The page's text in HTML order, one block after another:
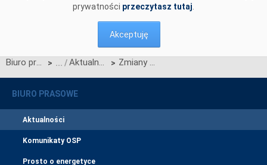
prywatności przeczytasz tutaj
Akceptuję
Biuro prasowe > Aktualności > Zmiany w składzie Rady Nadzorczej Polskich Sieci Elektroenergetycznych
BIURO PRASOWE
Aktualności
Komunikaty OSP
Prosto o energetyce